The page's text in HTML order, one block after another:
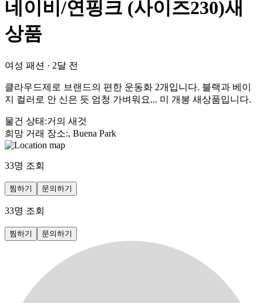
네이비/연핑크 (사이즈230)새
상품
여성 패션 · 2달 전
클라우드제로 브랜드의 편한 운동화 2개입니다. 블랙과 베이
지 컬러로 안 신은 듯 엄청 가벼워요... 미 개봉 새상품입니다.
물건 상태 :거의 새것
희망 거래 장소:, Buena Park
33명 조회
찜하기 문의하기
33명 조회
찜하기 문의하기